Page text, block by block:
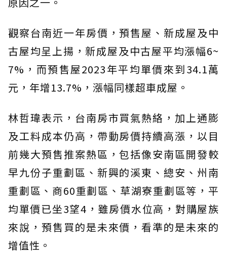
觀察台南近一年房價，預售屋、新成屋及中
古屋均呈上揚，新成屋及中古屋平均漲幅6~
7%，而預售屋2023年平均單價來到34.1萬
元，年增13.7%，漲幅同樣超車成屋。
林哲瑋表示，台南房市買氣熱絡，加上通膨
及工料成本仍高，帶動房價持續高漲，以目
前幾大預售推案熱區，包括像安南區開發較
早九份子重劃區、新興的溪東、總安、州南
重劃區、商60重劃區、草湖寮重劃區等，平
均單價已坐3望4，雖房價水位高，對購屋族
來說，預售買的是未來價，看準的是未來的
增值性。